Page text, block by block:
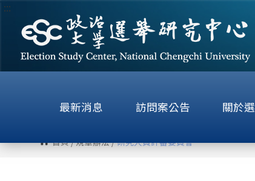
跳
內
:::
最新消息 訪問案公告 關於
首頁/規章辦法/研究人員評審委員會